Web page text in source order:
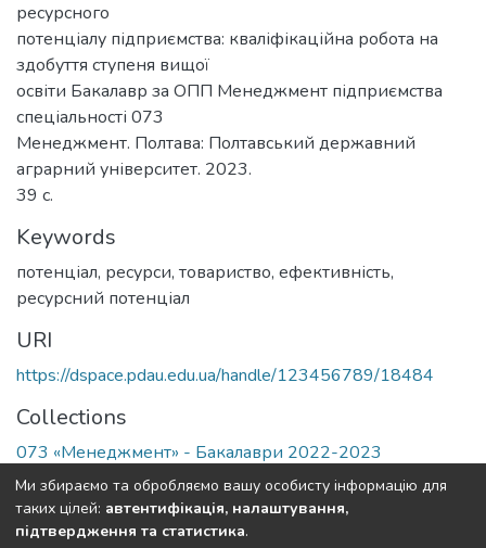
ресурсного
потенціалу підприємства: кваліфікаційна робота на
здобуття ступеня вищої
освіти Бакалавр за ОПП Менеджмент підприємства
спеціальності 073
Менеджмент. Полтава: Полтавський державний
аграрний університет. 2023.
39 с.
Keywords
потенціал, ресурси, товариство, ефективність,
ресурсний потенціал
URI
https://dspace.pdau.edu.ua/handle/123456789/18484
Collections
073 «Менеджмент» - Бакалаври 2022-2023
Full item page
Ми збираємо та обробляємо вашу особисту інформацію для
таких цілей: автентифікація, налаштування,
підтвердження та статистика.